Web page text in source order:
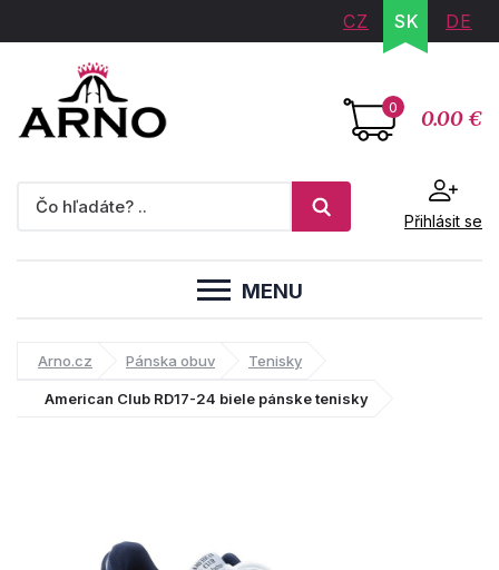
CZ SK DE
0 0.00 €
Přihlásit se
MENU
Arno.cz Pánska obuv Tenisky
American Club RD17-24 biele pánske tenisky